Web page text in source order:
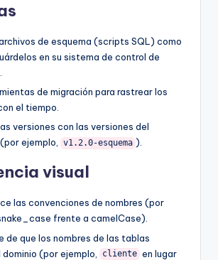
de esquema (scripts SQL) como
en su sistema de control de
de migración para rastrear los
el tiempo.
versiones con las versiones del
ejemplo, v1.2.0-esquema ).
visual
las convenciones de nombres (por
frente a camelCase).
de que los nombres de las tablas
(por ejemplo,
cliente en lugar